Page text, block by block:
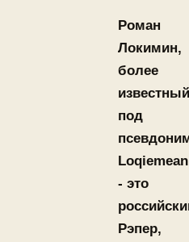
Роман
Локимин,
более
известный
под
Loqiemean
- это
Рэпер,